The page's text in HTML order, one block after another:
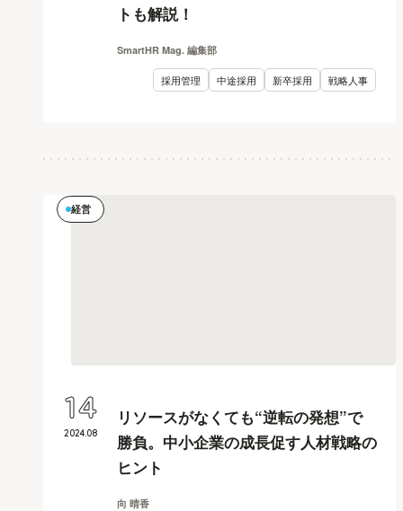
トも解説！
SmartHR Mag. 編集部
採用管理 中途採用 新卒採用 戦略人事
経営
リソースがなくても“逆転の発想”で
勝負。中小企業の成長促す人材戦略の
ヒント
向 晴香
2024.08
14